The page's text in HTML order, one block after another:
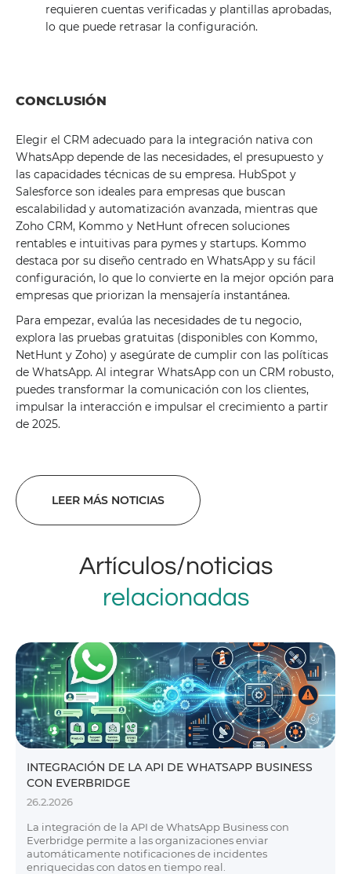
requieren cuentas verificadas y plantillas aprobadas,
lo que puede retrasar la configuración.
CONCLUSIÓN
Elegir el CRM adecuado para la integración nativa con
WhatsApp depende de las necesidades, el presupuesto y
las capacidades técnicas de su empresa. HubSpot y
Salesforce son ideales para empresas que buscan
escalabilidad y automatización avanzada, mientras que
Zoho CRM, Kommo y NetHunt ofrecen soluciones
rentables e intuitivas para pymes y startups. Kommo
destaca por su diseño centrado en WhatsApp y su fácil
configuración, lo que lo convierte en la mejor opción para
empresas que priorizan la mensajería instantánea.
Para empezar, evalúa las necesidades de tu negocio,
explora las pruebas gratuitas (disponibles con Kommo,
NetHunt y Zoho) y asegúrate de cumplir con las políticas
de WhatsApp. Al integrar WhatsApp con un CRM robusto,
puedes transformar la comunicación con los clientes,
impulsar la interacción e impulsar el crecimiento a partir
de 2025.
LEER MÁS NOTICIAS
Artículos/noticias
relacionadas
INTEGRACIÓN DE LA API DE WHATSAPP BUSINESS
CON EVERBRIDGE
26.2.2026
La integración de la API de WhatsApp Business con
Everbridge permite a las organizaciones enviar
automáticamente notificaciones de incidentes
enriquecidas con datos en tiempo real.